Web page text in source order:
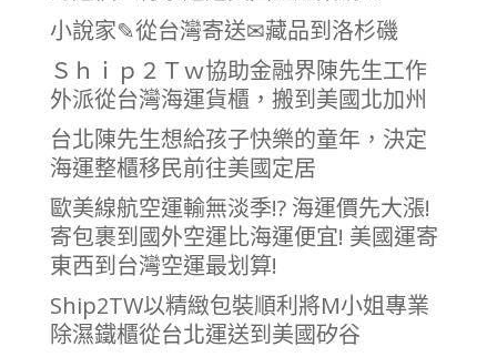
小說家✎從台灣寄送✉︎藏品到洛杉磯
Ｓｈｉｐ２Ｔｗ協助金融界陳先生工作
外派從台灣海運貨櫃，搬到美國北加州
台北陳先生想給孩子快樂的童年，決定
海運整櫃移民前往美國定居
歐美線航空運輸無淡季!? 海運價先大漲!
寄包裹到國外空運比海運便宜! 美國運寄
東西到台灣空運最划算!
Ship2TW以精緻包裝順利將M小姐專業
除濕鐵櫃從台北運送到美國矽谷